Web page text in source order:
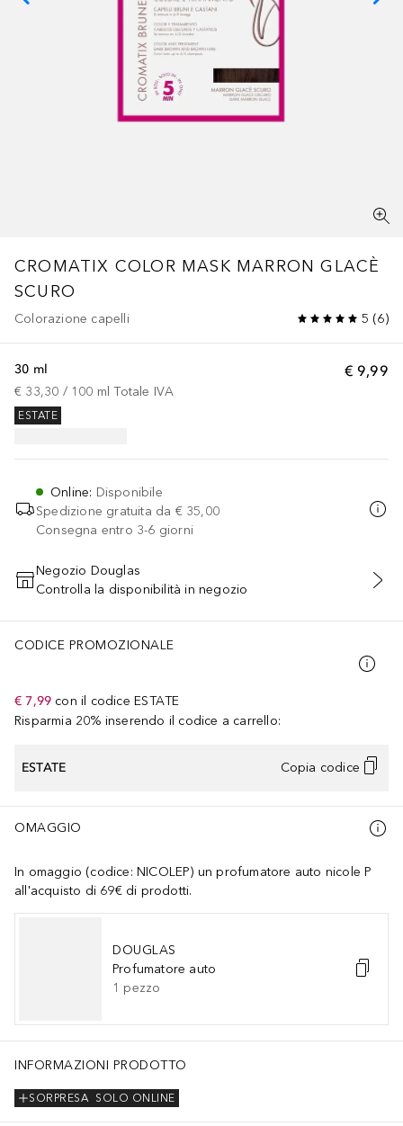
CROMATIX COLOR MASK MARRON GLACÈ
SCURO
Colorazione capelli 5 (6)
€ 9,99
30 ml
€ 33,30 / 100 ml Totale IVA
ESTATE
Online: Disponibile
Spedizione gratuita da € 35,00
Consegna entro 3-6 giorni
AGGIUNGI AL CARRELLO
Negozio Douglas
Controlla la disponibilità in negozio
CODICE PROMOZIONALE
€ 7,99 con il codice ESTATE
Risparmia 20% inserendo il codice a carrello:
ESTATE Copia codice
OMAGGIO
In omaggio (codice: NICOLEP) un profumatore auto nicole P
all'acquisto di 69€ di prodotti.
DOUGLAS
Profumatore auto
1 pezzo
INFORMAZIONI PRODOTTO
SOLO ONLINE
SORPRESA